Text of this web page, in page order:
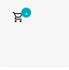
shopping_cart0